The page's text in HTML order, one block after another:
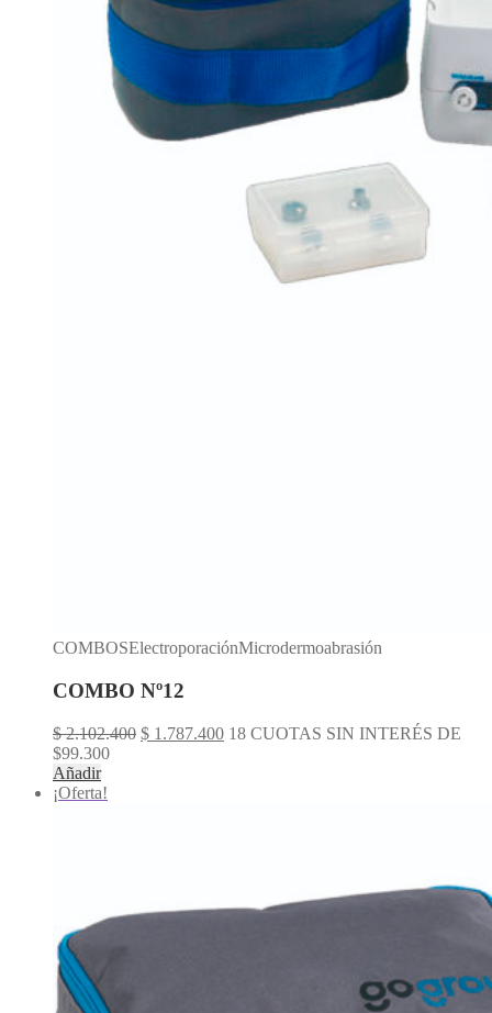
COMBOSElectroporaciónMicrodermoabrasión
COMBO Nº12
$2.102.400 El
$ 1.787.400El18 CUOTAS SIN INTERÉS DE
$99.300
Añadir
¡Oferta!